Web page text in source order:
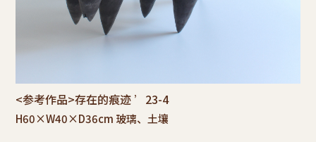
<参考作品>存在的痕迹 ’23-4
H60×W40×D36cm 玻璃、土壤